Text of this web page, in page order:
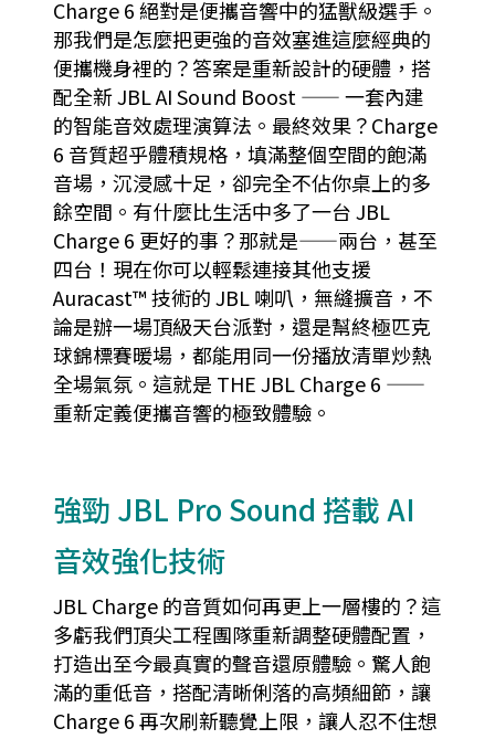
Charge 6 絕對是便攜音響中的猛獸級選手。
那我們是怎麼把更強的音效塞進這麼經典的
便攜機身裡的？答案是重新設計的硬體，搭
配全新 JBL AI Sound Boost —— 一套內建
的智能音效處理演算法。最終效果？Charge
6 音質超乎體積規格，填滿整個空間的飽滿
音場，沉浸感十足，卻完全不佔你桌上的多
餘空間。有什麼比生活中多了一台 JBL
Charge 6 更好的事？那就是——兩台，甚至
四台！現在你可以輕鬆連接其他支援
Auracast™ 技術的 JBL 喇叭，無縫擴音，不
論是辦一場頂級天台派對，還是幫終極匹克
球錦標賽暖場，都能用同一份播放清單炒熱
全場氣氛。這就是 THE JBL Charge 6 ——
重新定義便攜音響的極致體驗。
強勁 JBL Pro Sound 搭載 AI
音效強化技術
JBL Charge 的音質如何再更上一層樓的？這
多虧我們頂尖工程團隊重新調整硬體配置，
打造出至今最真實的聲音還原體驗。驚人飽
滿的重低音，搭配清晰俐落的高頻細節，讓
Charge 6 再次刷新聽覺上限，讓人忍不住想